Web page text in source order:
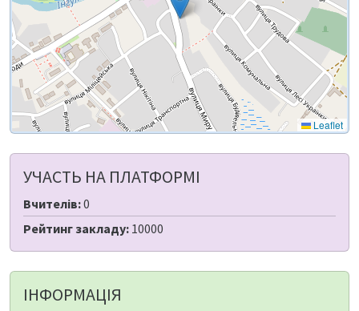
Leaflet
УЧАСТЬ НА ПЛАТФОРМІ
Вчителів:0
Рейтинг закладу: 10000
ІНФОРМАЦІЯ